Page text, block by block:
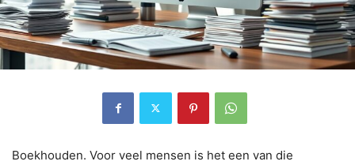
Boekhouden. Voor veel mensen is het een van die